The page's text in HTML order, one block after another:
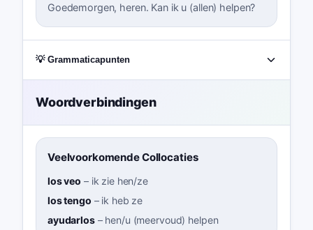
Goedemorgen, heren. Kan ik u (allen) helpen?
💡 Grammaticapunten
Woordverbindingen
Veelvoorkomende Collocaties
los veo – ik zie hen/ze
los tengo – ik heb ze
ayudarlos– hen/u (meervoud) helpen